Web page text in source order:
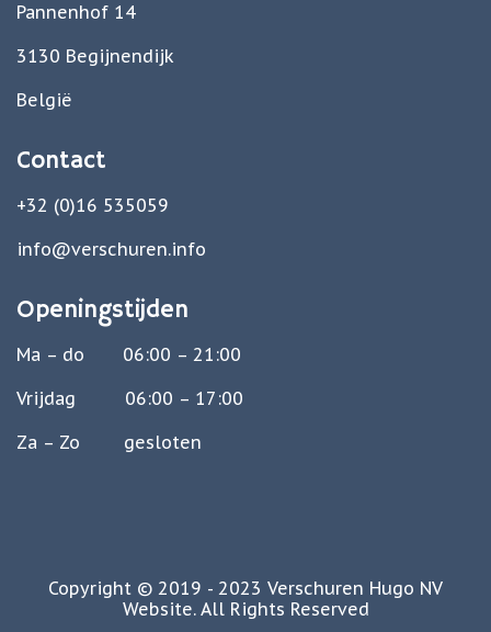
Pannenhof 14
3130 Begijnendijk
België
Contact
+32 (0)16 535059
info@verschuren.info
Openingstijden
Ma – do 06:00 – 21:00
Vrijdag 06:00 – 17:00
Za – Zo gesloten
Copyright © 2019 - 2023 Verschuren Hugo NV
Website. All Rights Reserved